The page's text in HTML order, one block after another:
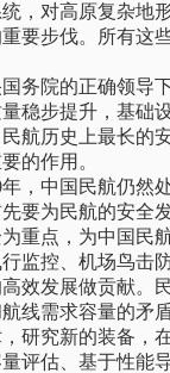
，对高原复杂地
要步伐。所有这
院的正确领导下
稳步提升，基础
航历史上最长的
的作用。
中国民航仍然
要为民航的安全
重点，为中国民
监控、机场鸟击
效发展做贡献。
线需求容量的矛
研究新的装备，
评估、基于性能